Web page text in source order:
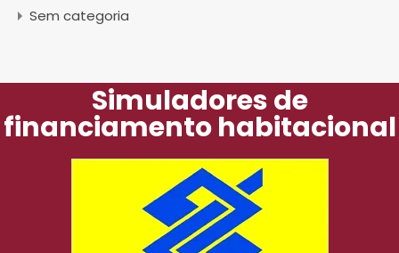
Sem categoria
Simuladores de
financiamento habitacional